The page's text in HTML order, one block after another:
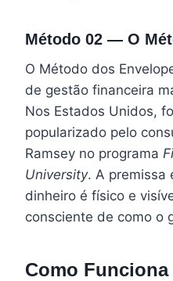
Método 02 — O
O Método dos
de gestão financeira
Nos Estados Unidos,
popularizado pelo
Ramsey no programa
University. A premissa
dinheiro é físico e
consciente de como o
Como Funciona